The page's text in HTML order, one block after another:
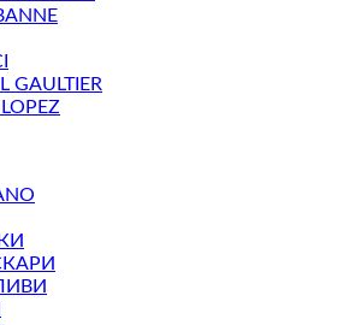
GAULTIER